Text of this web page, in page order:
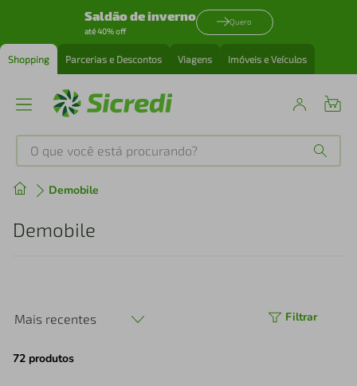
Saldão de inverno
até 40% off
Quero
Shopping Parcerias e Descontos Viagens Imóveis e Veículos
O que você está procurando?
Demobile
Demobile
Mais recentes Filtrar
72 produtos
Produtos mais buscados
tenis
perfume
4º air fryer